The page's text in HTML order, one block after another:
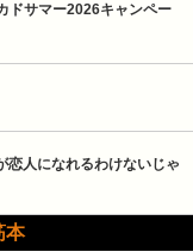
ドサマー2026キャンペー
恋人になれるわけないじゃ
本